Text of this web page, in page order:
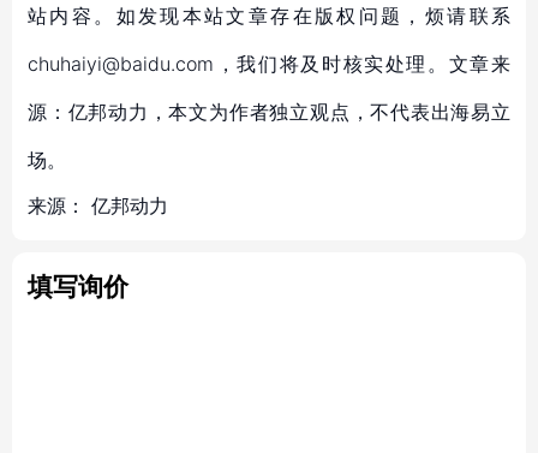
站内容。如发现本站文章存在版权问题，烦请联系
chuhaiyi@baidu.com，我们将及时核实处理。文章来
源：亿邦动力，本文为作者独立观点，不代表出海易立
场。
来源： 亿邦动力
填写询价